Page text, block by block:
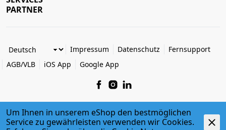
PARTNER
Impressum Datenschutz
Fernsupport
AGB/VLB
iOS App Google App
© 2026 Egger + Co. AG
Um Ihnen in unserem eShop den bestmöglichen
Service zu gewährleisten verwenden wir Cookies.